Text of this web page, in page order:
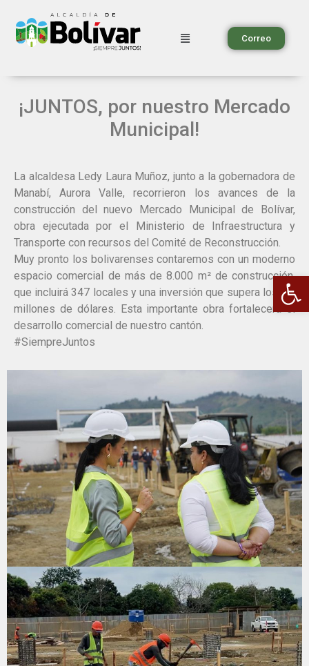
Correo
¡JUNTOS, por nuestro Mercado
Municipal!
La alcaldesa Ledy Laura Muñoz, junto a la gobernadora de
Manabí, Aurora Valle, recorrieron los avances de la
construcción del nuevo Mercado Municipal de Bolívar,
obra ejecutada por el Ministerio de Infraestructura y
Transporte con recursos del Comité de Reconstrucción.
Muy pronto los bolivarenses contaremos con un moderno
espacio comercial de más de 8.000 m² de construcción,
que incluirá 347 locales y una inversión que supera los 5.2
millones de dólares. Esta importante obra fortalecerá el
desarrollo comercial de nuestro cantón.
#SiempreJuntos